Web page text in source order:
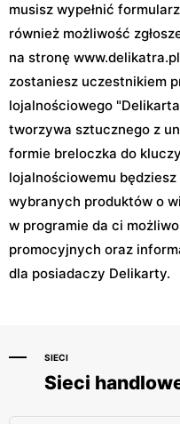
musisz wypełnić
również możliwość
na stronę
zostaniesz uczestnikiem
lojalnościowego
tworzywa sztucznego z
formie breloczka do
lojalnościowemu będziesz
wybranych produktów o
w programie da ci
promocyjnych oraz
dla posiadaczy Delikarty.
SIECI
Sieci